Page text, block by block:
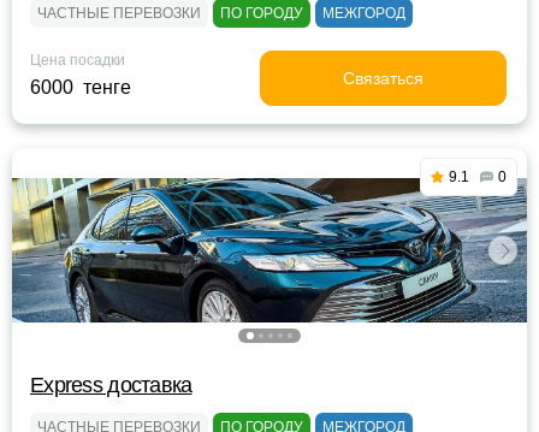
ЧАСТНЫЕ ПЕРЕВОЗКИ ПО ГОРОДУ МЕЖГОРОД
Цена посадки
6000 тенге Связаться
9.1 0
Express доставка
ЧАСТНЫЕ ПЕРЕВОЗКИ ПО ГОРОДУ МЕЖГОРОД